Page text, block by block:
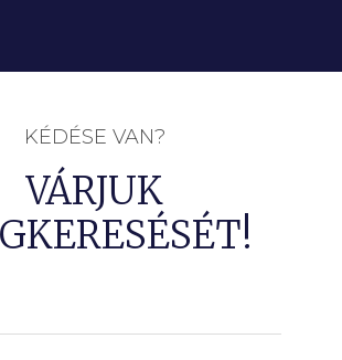
KÉDÉSE VAN?
VÁRJUK